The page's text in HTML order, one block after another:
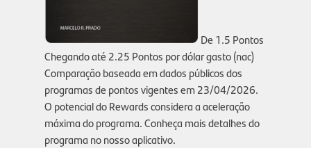
De1.5 Pontos
Chegando até2.25 Pontos por dólar gasto (nac)
Comparação baseada em dados públicos dos
programas de pontos vigentes em 23/04/2026.
O potencial do Rewards considera a aceleração
máxima do programa. Conheça mais detalhes do
programa no nosso aplicativo.